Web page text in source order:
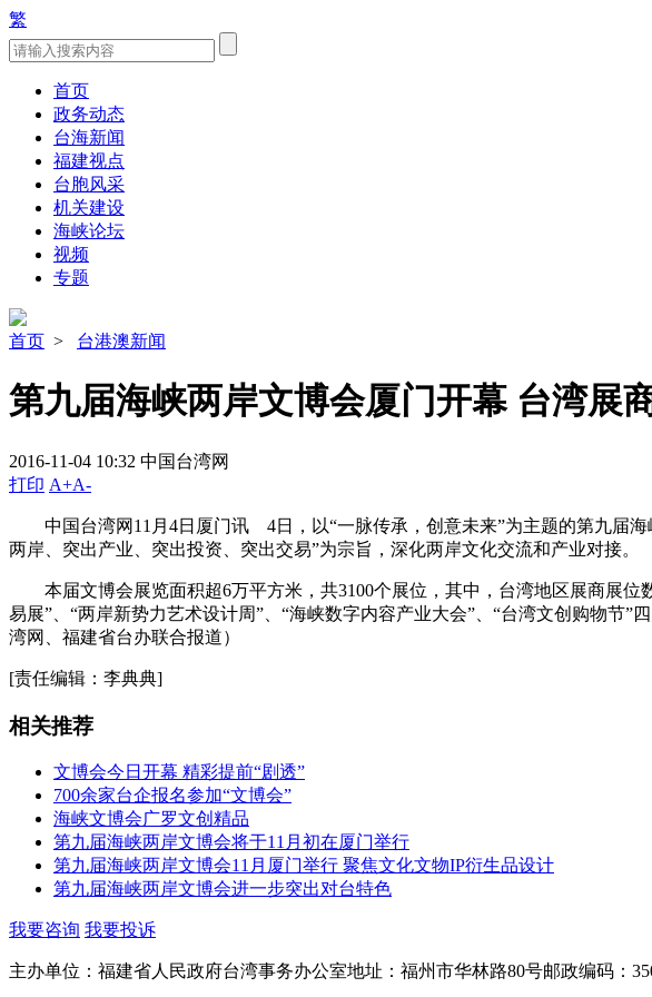
繁
首页
政务动态
台海新闻
福建视点
台胞风采
机关建设
海峡论坛
视频
专题
首页 > 台港澳新闻
第九届海峡两岸文博会厦门开幕 台湾展
2016-11-04 10:32 中国台湾网
打印 A+A-
中国台湾网11月4日厦门讯 4日，以“一脉传承，创意未来”为主题的第九届海
两岸、突出产业、突出投资、突出交易”为宗旨，深化两岸文化交流和产业对接。
本届文博会展览面积超6万平方米，共3100个展位，其中，台湾地区展商展位
易展”、“两岸新势力艺术设计周”、“海峡数字内容产业大会”、“台湾文创购物节
湾网、福建省台办联合报道）
[责任编辑：李典典]
相关推荐
文博会今日开幕 精彩提前“剧透”
700余家台企报名参加“文博会”
海峡文博会广罗文创精品
第九届海峡两岸文博会将于11月初在厦门举行
第九届海峡两岸文博会11月厦门举行 聚焦文化文物IP衍生品设计
第九届海峡两岸文博会进一步突出对台特色
我要咨询 我要投诉
主办单位：福建省人民政府台湾事务办公室地址：福州市华林路80号邮政编码：